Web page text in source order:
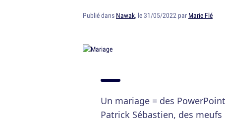
Publié dans Nawak, le 31/05/2022 par Marie Flé
Un mariage = des
Patrick Sébastien, des